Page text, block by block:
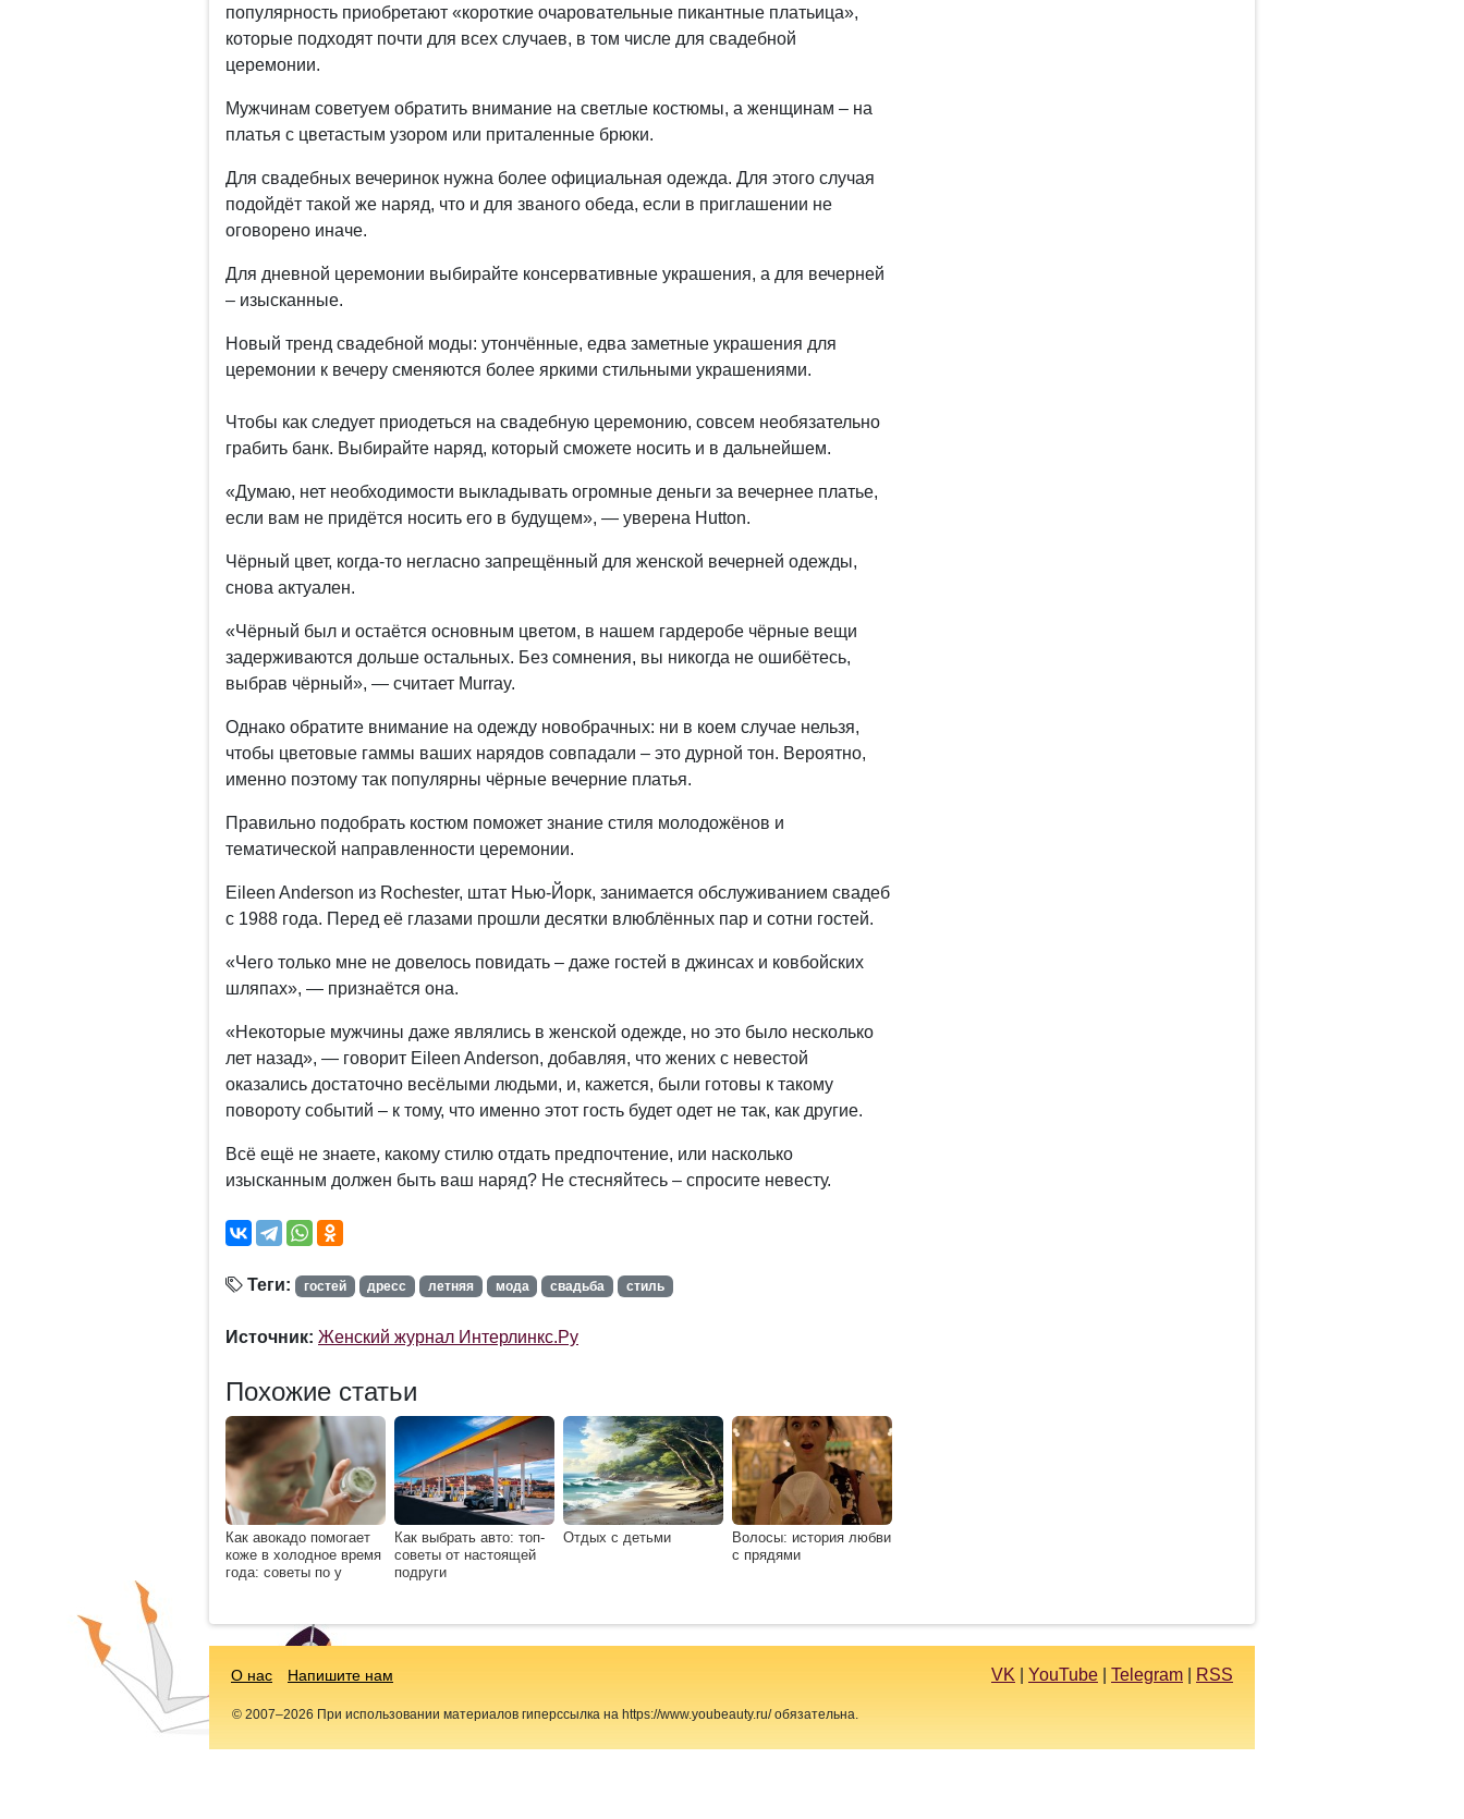
популярность приобретают «короткие очаровательные пикантные платьица»,
которые подходят почти для всех случаев, в том числе для свадебной
церемонии.
Мужчинам советуем обратить внимание на светлые костюмы, а женщинам – на
платья с цветастым узором или приталенные брюки.
Для свадебных вечеринок нужна более официальная одежда. Для этого случая
подойдёт такой же наряд, что и для званого обеда, если в приглашении не
оговорено иначе.
Для дневной церемонии выбирайте консервативные украшения, а для вечерней
– изысканные.
Новый тренд свадебной моды: утончённые, едва заметные украшения для
церемонии к вечеру сменяются более яркими стильными украшениями.
Чтобы как следует приодеться на свадебную церемонию, совсем необязательно
грабить банк. Выбирайте наряд, который сможете носить и в дальнейшем.
«Думаю, нет необходимости выкладывать огромные деньги за вечернее платье,
если вам не придётся носить его в будущем», — уверена Hutton.
Чёрный цвет, когда-то негласно запрещённый для женской вечерней одежды,
снова актуален.
«Чёрный был и остаётся основным цветом, в нашем гардеробе чёрные вещи
задерживаются дольше остальных. Без сомнения, вы никогда не ошибётесь,
выбрав чёрный», — считает Murray.
Однако обратите внимание на одежду новобрачных: ни в коем случае нельзя,
чтобы цветовые гаммы ваших нарядов совпадали – это дурной тон. Вероятно,
именно поэтому так популярны чёрные вечерние платья.
Правильно подобрать костюм поможет знание стиля молодожёнов и
тематической направленности церемонии.
Eileen Anderson из Rochester, штат Нью-Йорк, занимается обслуживанием свадеб
с 1988 года. Перед её глазами прошли десятки влюблённых пар и сотни гостей.
«Чего только мне не довелось повидать – даже гостей в джинсах и ковбойских
шляпах», — признаётся она.
«Некоторые мужчины даже являлись в женской одежде, но это было несколько
лет назад», — говорит Eileen Anderson, добавляя, что жених с невестой
оказались достаточно весёлыми людьми, и, кажется, были готовы к такому
повороту событий – к тому, что именно этот гость будет одет не так, как другие.
Всё ещё не знаете, какому стилю отдать предпочтение, или насколько
изысканным должен быть ваш наряд? Не стесняйтесь – спросите невесту.
Теги: гостей дресс летняя мода свадьба стиль
Источник: Женский журнал Интерлинкс.Ру
Похожие статьи
Как авокадо помогает
коже в холодное время
года: советы по у
Как выбрать авто: топ-
советы от настоящей
подруги
Отдых с детьми
Волосы: история любви
с прядями
О нас Напишите нам VK YouTube Telegram RSS
© 2007–2026 При использовании материалов гиперссылка на https://www.youbeauty.ru/ обязательна.